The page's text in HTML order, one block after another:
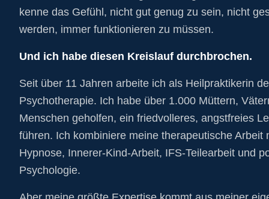
kenne das Gefühl, nicht gut genug zu sein, nicht
werden, immer funktionieren zu müssen.
Und ich habe diesen Kreislauf durchbrochen.
Seit über 11 Jahren arbeite ich als Heilpraktikerin
Psychotherapie. Ich habe über 1.000 Müttern,
Menschen geholfen, ein friedvolleres, angstfreies
führen. Ich kombiniere meine therapeutische Arbeit
Hypnose, Innerer-Kind-Arbeit, IFS-Teilearbeit und
Psychologie.